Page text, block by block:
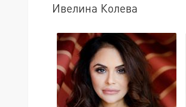
Ивелина Колева